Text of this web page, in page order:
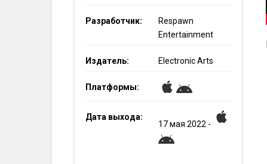
Разработчик:
Respawn
Entertainment
Издатель: Electronic Arts
Платформы:
Дата выхода:
17мая 2022 -